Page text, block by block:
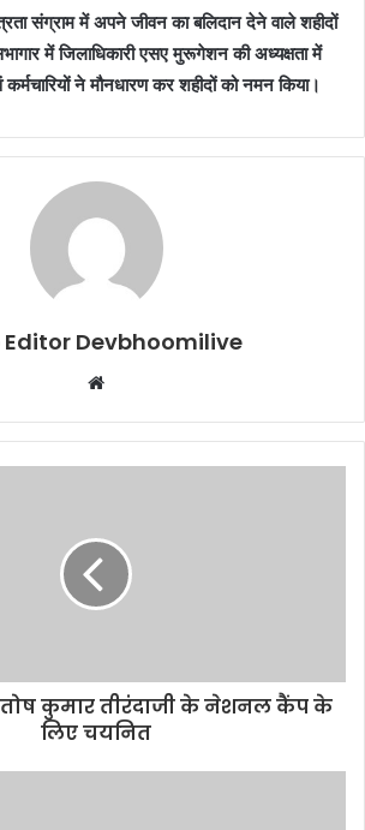
संग्राम में अपने जीवन का बलिदान देने वाले शहीदों
में जिलाधिकारी एसए मुरूगेशन की अध्यक्षता में
ने मौनधारण कर शहीदों को नमन किया।
Editor Devbhoomilive
Website
कुमार तीरंदाजी के नेशनल कैंप के
लिए चयनित